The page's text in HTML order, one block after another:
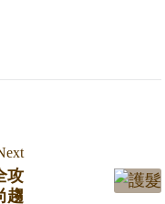
攻
趨